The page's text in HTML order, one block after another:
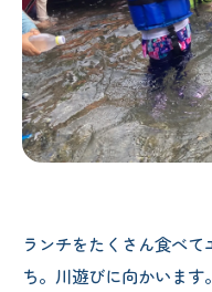
ランチをたくさん食べ
ち。川遊びに向かいます。